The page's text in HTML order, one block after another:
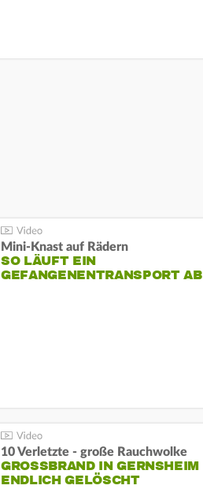
Mini-Knast auf Rädern
SO LÄUFT EIN
GEFANGENENTRANSPORT AB
10 Verletzte - große Rauchwolke
GROSSBRAND IN GERNSHEIM E
NDLICH GELÖSCHT